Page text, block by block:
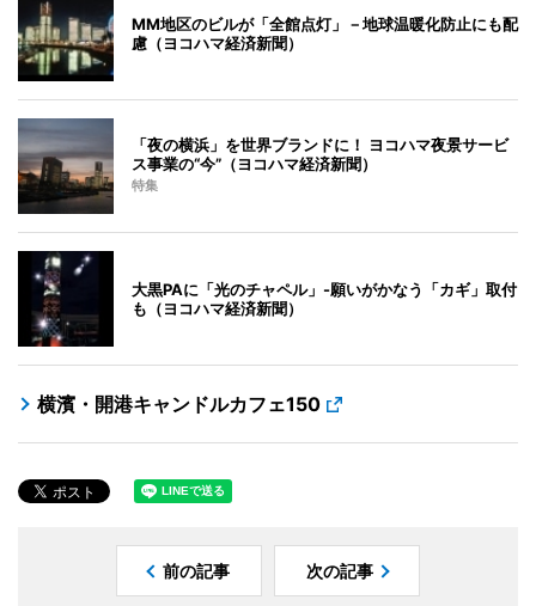
MM地区のビルが「全館点灯」－地球温暖化防止にも配
慮（ヨコハマ経済新聞）
「夜の横浜」を世界ブランドに！ ヨコハマ夜景サービ
ス事業の“今”（ヨコハマ経済新聞）
特集
大黒PAに「光のチャペル」-願いがかなう「カギ」取付
も（ヨコハマ経済新聞）
横濱・開港キャンドルカフェ150
前の記事 次の記事